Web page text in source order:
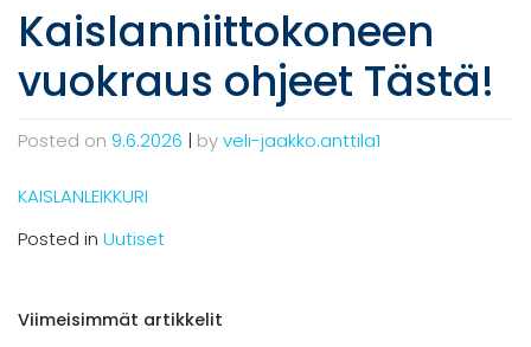
Kaislanniittokoneen
vuokraus ohjeet Tästä!
Posted on 9.6.2026 | byveli-jaakko.anttila1
KAISLANLEIKKURI
Posted in Uutiset
Viimeisimmät artikkelit